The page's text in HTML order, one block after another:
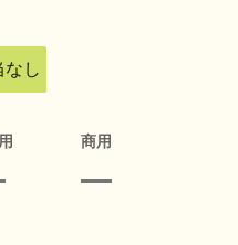
なし
商用